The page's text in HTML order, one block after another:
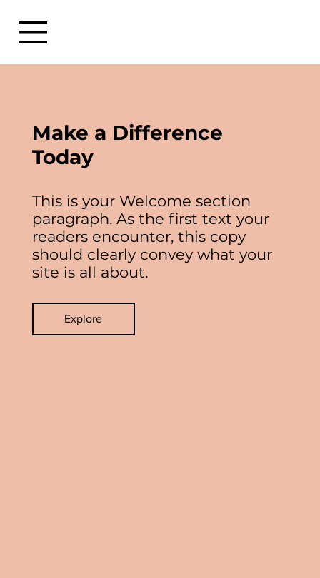
Make a Difference
Today
This is your Welcome section
paragraph. As the first text your
readers encounter, this copy
should clearly convey what your
site is all about.
Explore